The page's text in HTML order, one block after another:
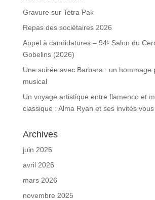
Gravure sur Tetra Pak
Repas des sociétaires 2026
Appel à candidatures – 94ᵉ Salon du
Gobelins (2026)
Une soirée avec Barbara : un hommage
musical
Un voyage artistique entre flamenco et
classique : Alma Ryan et ses invités
Archives
juin 2026
avril 2026
mars 2026
novembre 2025